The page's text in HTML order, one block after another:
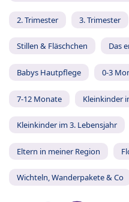
2. Trimester 3. Trimester
Stillen & Fläschchen Das
Babys Hautpflege 0-3
7-12 Monate Kleinkinder
Kleinkinder im 3. Lebensjahr
Eltern in meiner Region
Wichteln, Wanderpakete & Co